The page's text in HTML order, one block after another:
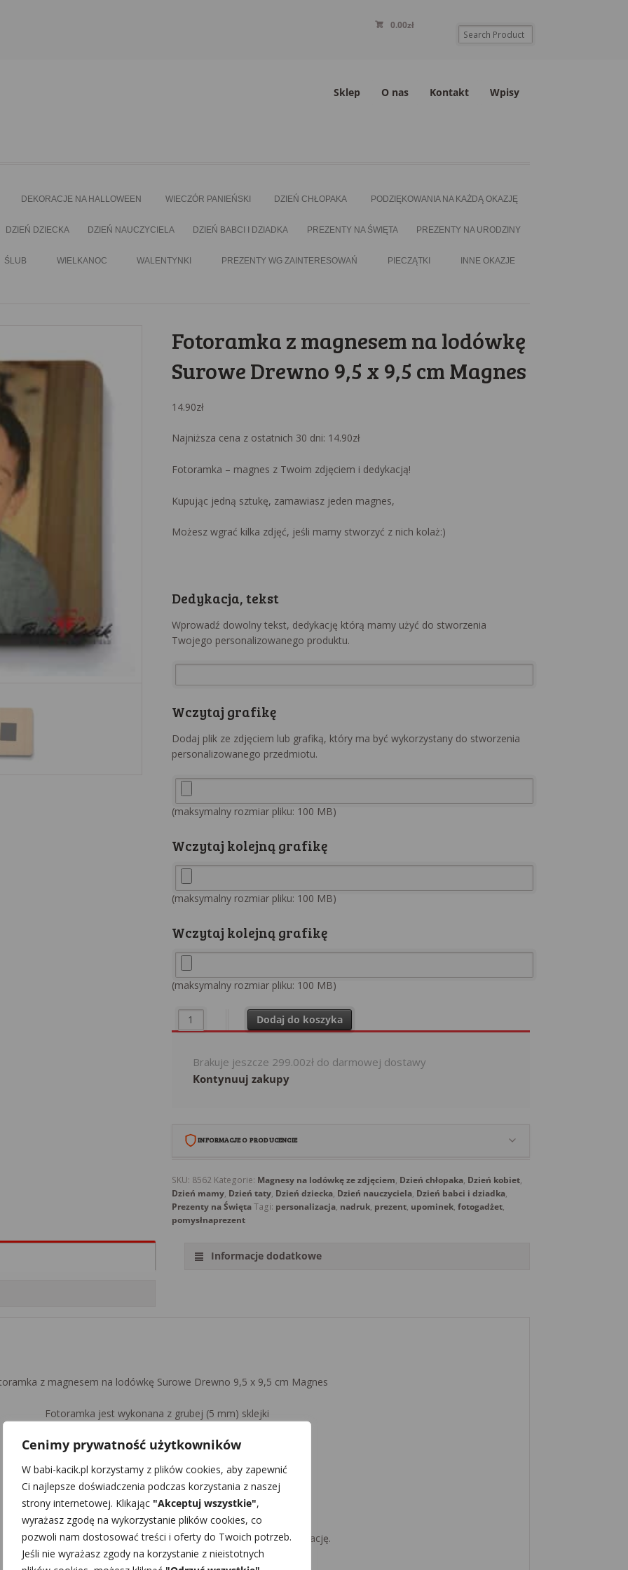
Cenimy prywatność użytkowników
W babi-kacik.pl korzystamy z plików cookies, aby zapewnić
Ci najlepsze doświadczenia podczas korzystania z naszej
strony internetowej. Klikając "Akceptuj wszystkie",
wyrażasz zgodę na wykorzystanie plików cookies, co
pozwoli nam dostosować treści i oferty do Twoich potrzeb.
Jeśli nie wyrażasz zgody na korzystanie z nieistotnych
0.00zł
Sklep O nas Kontakt Wpisy
DEKORACJE NA HALLOWEEN WIECZÓR PANIEŃSKI DZIEŃ CHŁOPAKA PODZIĘKOWANIA NA KAŻDĄ OKAZJĘ
DZIEŃ DZIECKA DZIEŃ NAUCZYCIELA DZIEŃ BABCI I DZIADKA PREZENTY NA ŚWIĘTA PREZENTY NA URODZINY
ŚLUB WIELKANOC WALENTYNKI PREZENTY WG ZAINTERESOWAŃ PIECZĄTKI INNE OKAZJE
Fotoramka z magnesem na lodówkę
Surowe Drewno 9,5 x 9,5 cm Magnes
14.90zł
Najniższa cena z ostatnich 30 dni: 14.90zł
Fotoramka – magnes z Twoim zdjęciem i dedykacją!
Kupując jedną sztukę, zamawiasz jeden magnes,
Możesz wgrać kilka zdjęć, jeśli mamy stworzyć z nich kolaż:)
Dedykacja, tekst
Wprowadź dowolny tekst, dedykację którą mamy użyć do stworzenia
Twojego personalizowanego produktu.
Wczytaj grafikę
Dodaj plik ze zdjęciem lub grafiką, który ma być wykorzystany do stworzenia
personalizowanego przedmiotu.
(maksymalny rozmiar pliku: 100 MB)
Wczytaj kolejną grafikę
(maksymalny rozmiar pliku: 100 MB)
Wczytaj kolejną grafikę
(maksymalny rozmiar pliku: 100 MB)
ilość Fotoramka z magnesem na lodówkę Surowe Drewno 9,5 x 9,5 cm Magnes
Dodaj do koszyka
Brakuje jeszcze 299.00zł do darmowej dostawy
Kontynuuj zakupy
INFORMACJE O PRODUCENCIE
Babi Kącik Aleksandra Babicz
Grubno 37A/6
86-212 Polska
Polska
kontakt@babi-kacik.eu
SKU: 8562 Kategorie: Magnesy na lodówkę ze zdjęciem, Dzień chłopaka, Dzień kobiet,
Dzień mamy, Dzień taty, Dzień dziecka, Dzień nauczyciela, Dzień babci i dziadka,
Prezenty na ŚwiętaTagi: personalizacja, nadruk, prezent, upominek,fotogadżet,
pomysłnaprezent
Informacje dodatkowe
z magnesem na lodówkę Surowe Drewno 9,5 x 9,5 cm Magnes
Fotoramka jest wykonana z grubej (5 mm) sklejki
Wymiary ok. 9,5 x 9,5 cm
Grubość ok 5 mm
Kształt: kwadrat
możemy umieścić dowolny nadruk – zdjęcie, tekst, dedykację.